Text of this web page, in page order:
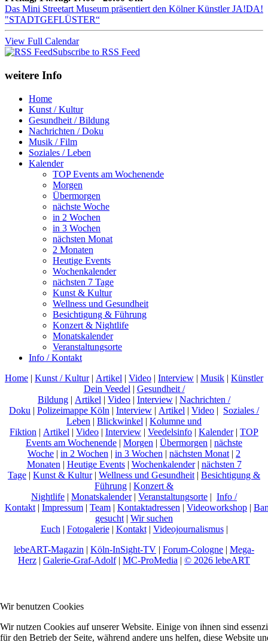
Das Mini Streetart Museum präsentiert den Kölner Künstler JA!DA!
"STADTGEFLÜSTER“
View Full Calendar
Subscribe to RSS Feed
weitere Info
Home
Kunst / Kultur
Gesundheit / Bildung
Nachrichten / Doku
Musik / Film
Soziales / Leben
Kalender
TOP Events am Wochenende
Morgen
Übermorgen
nächste Woche
in 2 Wochen
in 3 Wochen
nächsten Monat
2 Monaten
Heutige Events
Wochenkalender
nächsten 7 Tage
Kunst & Kultur
Wellness und Gesundheit
Besichtigung & Führung
Konzert & Nightlife
Monatskalender
Veranstaltungsorte
Info / Kontakt
Home | Kunst / Kultur| Artikel | Video | Interview | Musik | Künstler
Dein Veedel | Gesundheit /
Bildung | Artikel | Video | Interview | Nachrichten /
Doku | Polizeimappe Köln | Interview | Artikel | Video | Soziales /
Leben | Blickwinkel | Kolumne und
Fiktion | Artikel | Video | Interview | Veedelsinfo | Kalender| TOP
Events am Wochenende | Morgen | Übermorgen | nächste
Woche | in 2 Wochen | in 3 Wochen | nächsten Monat | 2
Monaten | Heutige Events| Wochenkalender| nächsten 7
Tage | Kunst & Kultur| Wellness und Gesundheit | Besichtigung &
Führung | Konzert &
Nightlife | Monatskalender| Veranstaltungsorte | Info /
Kontakt | Impressum | Team | Kontaktadressen | Videoworkshop |
gesucht | Wir suchen
Euch | Fotogalerie| Kontakt| Videojournalismus|
lebeART-Magazin | Köln-InSight-TV | Forum-Cologne | Mega-
Herz | Galerie-Graf-Adolf| MC-ProMedia | © 2026 lebeART
Wir benutzen Cookies
Wir nutzen Cookies auf unserer Website. Einige von ihnen sind
für den Betrieb der Seite, während andere uns helfen, diese Website